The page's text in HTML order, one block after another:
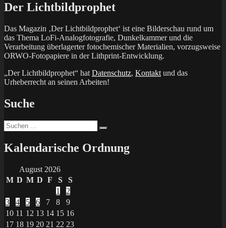
Der Lichtbildprophet
Das Magazin ‚Der Lichtbildprophet‘ ist eine Bilderschau rund um
das Thema LoFi-Analogfotografie, Dunkelkammer und die
Verarbeitung überlagerter fotochemischer Materialien, vorzugsweise
ORWO-Fotopapiere in der Lithprint-Entwicklung.
„Der Lichtbildprophet“ hat Datenschutz, Kontakt und das
Urheberrecht an seinen Arbeiten!
Suche
Suchen
nach:
Kalendarische Ordnung
August 2026
M D M D F S
S
1
2
3
4 5 6 7 8
9
10 11 12 13 14 15 16
17 18 19 20 21 22 23